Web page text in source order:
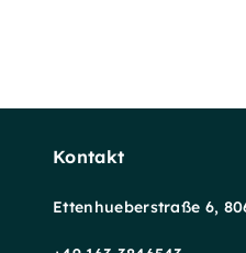
Kontakt
Ettenhueberstraße 6,